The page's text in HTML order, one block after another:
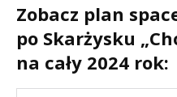
Zobacz plan
po Skarżysku
na cały 2024 rok: